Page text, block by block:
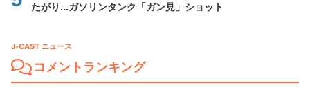
たがり...ガソリンタンク「ガン見」ショット
J-CAST ニュース
コメントランキング